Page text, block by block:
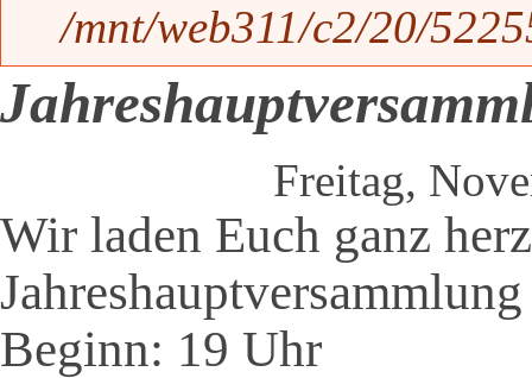
/mnt/web311/c2/20/
Freitag,
Wir laden Euch ganz
Beginn: 19 Uhr